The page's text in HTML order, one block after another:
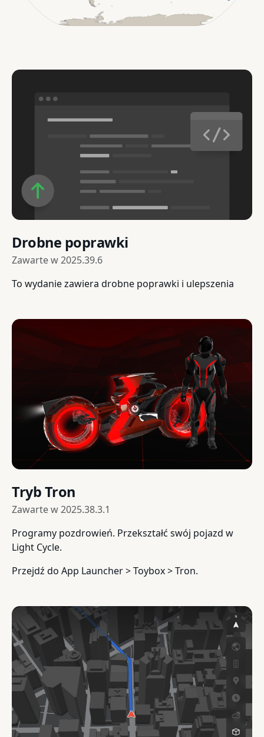
Drobne poprawki
Zawarte w2025.39.6
To wydanie zawiera drobne poprawki i ulepszenia
Tryb Tron
Zawarte w2025.38.3.1
Programy pozdrowień. Przekształć swój pojazd w
Light Cycle.
Przejdź do App Launcher > Toybox > Tron.